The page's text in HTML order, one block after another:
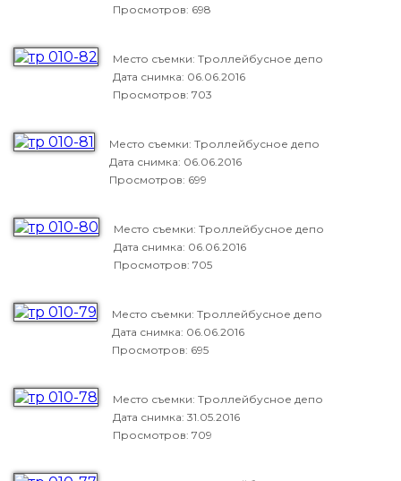
Просмотров: 698
Место съемки: Троллейбусное депо
Дата снимка: 06.06.2016
Просмотров: 703
Место съемки: Троллейбусное депо
Дата снимка: 06.06.2016
Просмотров: 699
Место съемки: Троллейбусное депо
Дата снимка: 06.06.2016
Просмотров: 705
Место съемки: Троллейбусное депо
Дата снимка: 06.06.2016
Просмотров: 695
Место съемки: Троллейбусное депо
Дата снимка: 31.05.2016
Просмотров: 709